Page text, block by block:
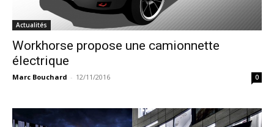
Actualités
Workhorse propose une camionnette
électrique
Marc Bouchard - 12/11/2016 0